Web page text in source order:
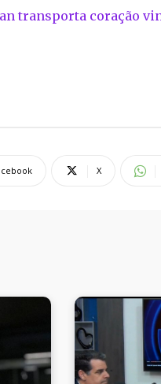
transporta coração
X